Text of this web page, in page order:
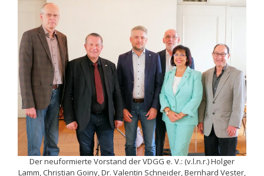
Der neuformierte Vorstand der VDGG e. V.: (v.l.n.r.) Holger
Lamm, Christian Goiny, Dr. Valentin Schneider, Bernhard Vester,